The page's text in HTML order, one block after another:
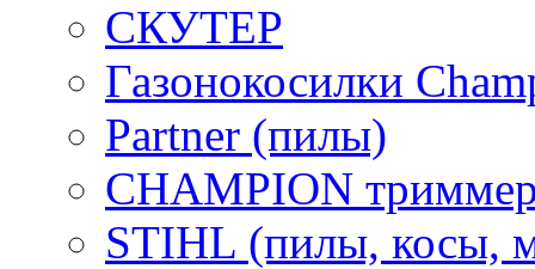
СКУТЕР
Газонокосилки
Partner (пилы)
CHAMPION
STIHL (пилы, косы,